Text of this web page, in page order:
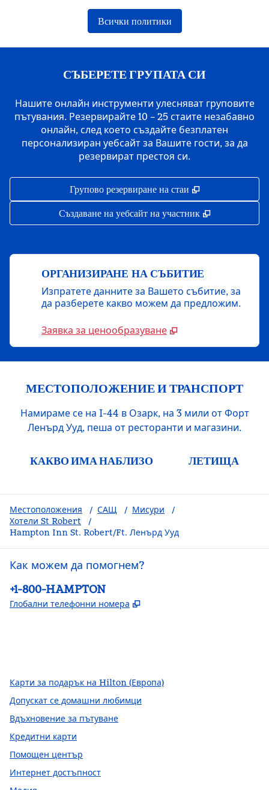
Всички политики
СЪБЕРЕТЕ ГРУПАТА СИ
Нашите онлайн инструменти улесняват груповите
пътувания. Резервирайте 10 – 25 стаите незабавно
онлайн, след което създайте безплатен
персонализиран уебсайт за Вашите гости, за да
резервират престоя си.
Групово резервиране на стаи ,
Създаване на уебсайт на участник ,
ОРГАНИЗИРАНЕ НА СЪБИТИЕ
Изпратете данните за Вашето събитие, за
да разберете какво можем да предложим.
Заявка за ценообразуване
МЕСТОПОЛОЖЕНИЕ И ТРАНСПОРТ
Намираме се на I-44 в Озарк, на 3 мили от Форт
Ленърд Ууд, пеша от ресторанти и магазини.
КАКВО ИМА НАБЛИЗО ЛЕТИЩА
Местоположения / САЩ / Мисури
/
Хотели St Robert
/
Hampton Inn St. Robert/Ft. Ленърд Ууд
Как можем да помогнем?
Телефон:
+1-800-HAMPTON
Глобални телефонни номера ,
Карти за подарък на Hilton (Европа)
Допускат се домашни любимци
Вдъхновение за пътуване
Кредитни карти
Помощен център
Интернет достъпност